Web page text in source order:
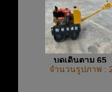
บดเดินตาม 65
จำนวนรูปภาพ :